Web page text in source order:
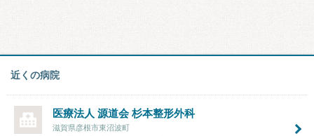
近くの病院
医療法人 源道会 杉本整形外科
滋賀県彦根市東沼波町